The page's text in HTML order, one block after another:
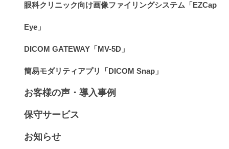
眼科クリニック向け画像ファイリングシステム「EZCap
Eye」
DICOM GATEWAY「MV-5D」
簡易モダリティアプリ「DICOM Snap」
お客様の声・導入事例
保守サービス
お知らせ